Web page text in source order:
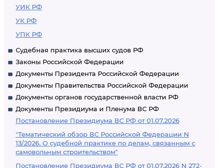
УИК РФ
УК РФ
УПК РФ
Судебная практика высших судов РФ
Законы Российской Федерации
Документы Президента Российской Федерации
Документы Правительства Российской Федерации
Документы органов государственной власти РФ
Документы Президиума и Пленума ВС РФ
Постановление Президиума ВС РФ от 01.07.2026
"Тематический обзор ВС Российской Федерации N
13/2026. О судебной практике по делам, связанным с
самовольным строительством"
Постановление Президиума ВС РФ от 01.07.2026 N 272-